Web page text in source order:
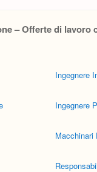
– Offerte di lavoro
Ingegnere
Ingegnere
Macchinari